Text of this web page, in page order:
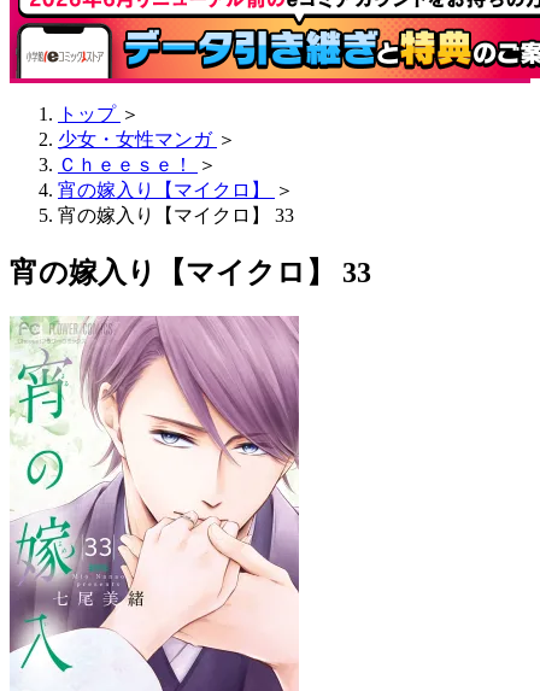
トップ ＞
少女・女性マンガ ＞
Ｃｈｅｅｓｅ！
＞
宵の嫁入り【マイクロ】
＞
宵の嫁入り【マイクロ】 33
宵の嫁入り【マイクロ】 33